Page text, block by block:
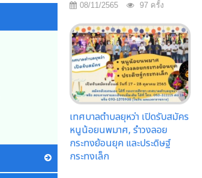
08/11/2565 97 ครั้ง
เทศบาลตำบลยุหว่า เปิดรับสมัคร
หนูน้อยนพมาศ, รำวงลอย
กระทงย้อนยุค และประดิษฐ์
กระทงเล็ก